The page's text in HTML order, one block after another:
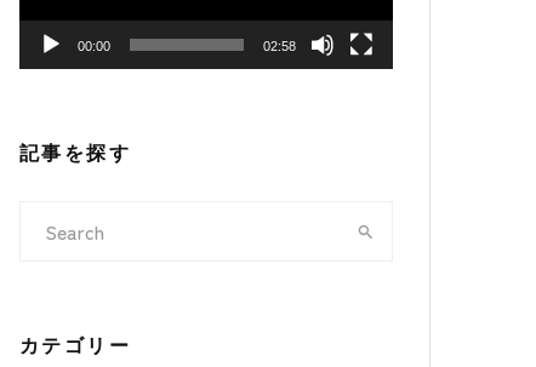
00:00 02:58
記事を探す
カテゴリー